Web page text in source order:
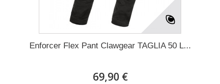
Enforcer Flex Pant Clawgear TAGLIA 50 L...
69,90 €